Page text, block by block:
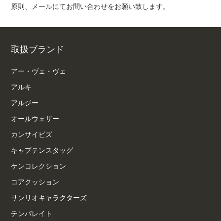
原則、メールにてお問い合わせをお願い致します。
取扱ブランド
アー・ヴェ・ヴェ
アルキ
アルジー
オールウェザー
カンサイビズ
キャプテンスタッグ
ケンコレクション
コアクッション
サンリオキャラクターズ
テンパレイト